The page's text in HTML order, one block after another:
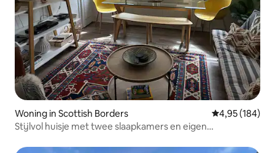
Woning in Scottish Borders Gemiddelde
4,95 (184)
Stijlvol huisje met twee slaapkamers en eigen